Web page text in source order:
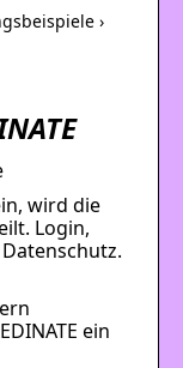
›
wird die
Login,
ein